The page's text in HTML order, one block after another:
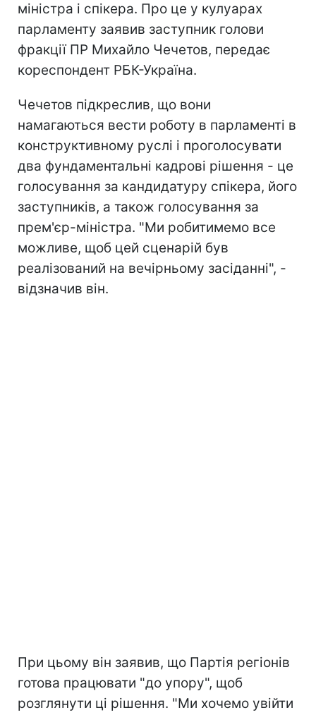
міністра і спікера. Про це у кулуарах
парламенту заявив заступник голови
фракції ПР Михайло Чечетов, передає
кореспондент РБК-Україна.
Чечетов підкреслив, що вони
намагаються вести роботу в парламенті в
конструктивному руслі і проголосувати
два фундаментальні кадрові рішення - це
голосування за кандидатуру спікера, його
заступників, а також голосування за
прем'єр-міністра. "Ми робитимемо все
можливе, щоб цей сценарій був
реалізований на вечірньому засіданні", -
відзначив він.
При цьому він заявив, що Партія регіонів
готова працювати "до упору", щоб
розглянути ці рішення. "Ми хочемо увійти